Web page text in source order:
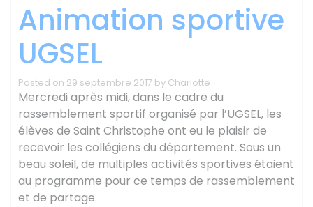
Animation sportive
UGSEL
Posted on 29 septembre 2017 by Charlotte
Mercredi après midi, dans le cadre du
rassemblement sportif organisé par l’UGSEL, les
élèves de Saint Christophe ont eu le plaisir de
recevoir les collégiens du département. Sous un
beau soleil, de multiples activités sportives étaient
au programme pour ce temps de rassemblement
et de partage.